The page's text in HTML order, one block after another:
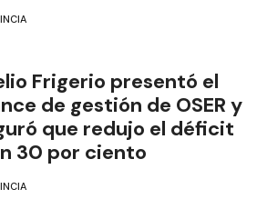
Frigerio presentó el
de gestión de OSER y
que redujo el déficit
30 por ciento